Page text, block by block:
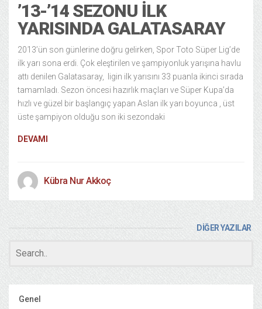
’13-’14 SEZONU İLK
YARISINDA GALATASARAY
2013’ün son günlerine doğru gelirken, Spor Toto Süper Lig’de
ilk yarı sona erdi. Çok eleştirilen ve şampiyonluk yarışına havlu
attı denilen Galatasaray, ligin ilk yarısını 33 puanla ikinci sırada
tamamladı. Sezon öncesi hazırlık maçları ve Süper Kupa’da
hızlı ve güzel bir başlangıç yapan Aslan ilk yarı boyunca , üst
üste şampiyon olduğu son iki sezondaki
DEVAMI
Kübra Nur Akkoç
DİĞER YAZILAR
Genel